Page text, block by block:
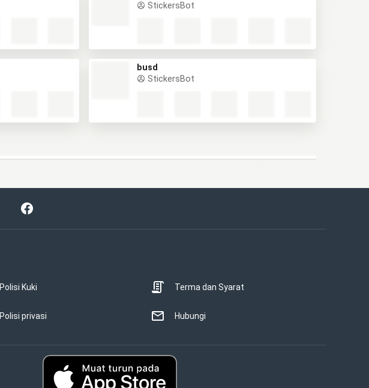
StickersBot
busd
StickersBot
Polisi Kuki
Polisi privasi
Terma dan Syarat
Hubungi